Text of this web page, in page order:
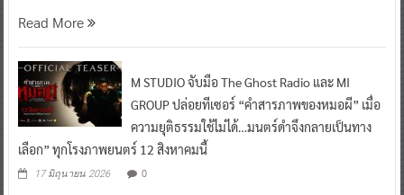
Read More
M STUDIO จับมือ The Ghost Radio และ MI
GROUP ปล่อยทีเซอร์ “คำสารภาพของหมอผี” เมื่อ
ความยุติธรรมใช้ไม่ได้…มนตร์ดำจึงกลายเป็นทาง
เลือก” ทุกโรงภาพยนตร์ 12 สิงหาคมนี้
17 มิถุนายน 2026 0